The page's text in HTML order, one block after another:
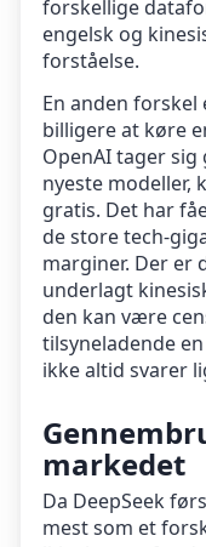
forskellige
engelsk og
forståelse.
En anden forskel
billigere at køre
OpenAI tager
nyeste modeller,
gratis. Det har
de store tech-
marginer. Der er
underlagt
den kan være
tilsyneladende
ikke altid svarer
markedet
Da DeepSeek
mest som et